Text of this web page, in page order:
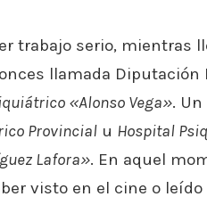
trabajo serio, mientras
llamada Diputación
«Alonso Vega».
Provincial u Hospital
Lafora». En aquel
visto en el cine o leído